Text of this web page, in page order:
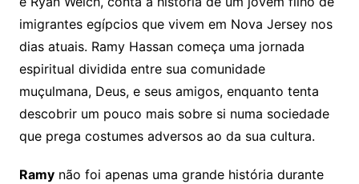
imigrantes egípcios que vivem em Nova Jersey nos
dias atuais. Ramy Hassan começa uma jornada
espiritual dividida entre sua comunidade
muçulmana, Deus, e seus amigos, enquanto tenta
descobrir um pouco mais sobre si numa sociedade
que prega costumes adversos ao da sua cultura.
Ramynão foi apenas uma grande história durante